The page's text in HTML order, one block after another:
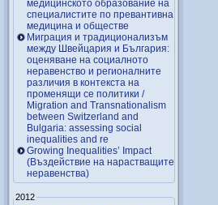
медицинското образование на
специалистите по превантивна
медицина и обществе
Миграция и традиционализъм
между Швейцария и България:
оценяване на социалното
неравенство и регионалните
различия в контекста на
променящи се политики /
Migration and Transnationalism
between Switzerland and
Bulgaria: assessing social
inequalities and re
Growing Inequalities’ Impact
(Въздействие на нарастващите
неравенства)
2012